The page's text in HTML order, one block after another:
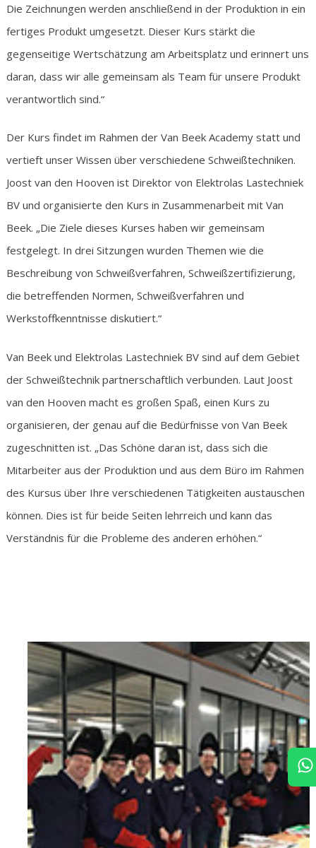
Die Zeichnungen werden anschließend in der Produktion in ein
fertiges Produkt umgesetzt. Dieser Kurs stärkt die
gegenseitige Wertschätzung am Arbeitsplatz und erinnert uns
daran, dass wir alle gemeinsam als Team für unsere Produkt
verantwortlich sind.“
Der Kurs findet im Rahmen der Van Beek Academy statt und
vertieft unser Wissen über verschiedene Schweißtechniken.
Joost van den Hooven ist Direktor von Elektrolas Lastechniek
BV und organisierte den Kurs in Zusammenarbeit mit Van
Beek. „Die Ziele dieses Kurses haben wir gemeinsam
festgelegt. In drei Sitzungen wurden Themen wie die
Beschreibung von Schweißverfahren, Schweißzertifizierung,
die betreffenden Normen, Schweißverfahren und
Werkstoffkenntnisse diskutiert.“
Van Beek und Elektrolas Lastechniek BV sind auf dem Gebiet
der Schweißtechnik partnerschaftlich verbunden. Laut Joost
van den Hooven macht es großen Spaß, einen Kurs zu
organisieren, der genau auf die Bedürfnisse von Van Beek
zugeschnitten ist. „Das Schöne daran ist, dass sich die
Mitarbeiter aus der Produktion und aus dem Büro im Rahmen
des Kursus über Ihre verschiedenen Tätigkeiten austauschen
können. Dies ist für beide Seiten lehrreich und kann das
Verständnis für die Probleme des anderen erhöhen.“